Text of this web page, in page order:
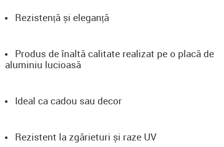
Rezistență și eleganță
Produs de înaltă calitate realizat pe o placă de
aluminiu lucioasă
Ideal ca cadou sau decor
Rezistent la zgârieturi și raze UV